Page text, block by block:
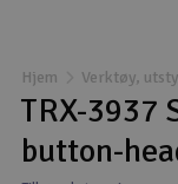
Droner
Droner
Hjem Verktøy,
TRX-3937
button-